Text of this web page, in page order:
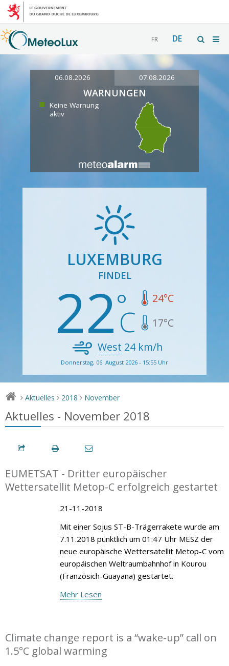
FR DE
06.08.2026 07.08.2026
WARNUNGEN
Keine Warnung
aktiv
LUXEMBURG
FINDEL
22 24°C
17°C
West 24 km/h
Donnerstag, 06. August 2026 - 15:55 Uhr
> Aktuelles > 2018 > November
Aktuelles - November 2018
EUMETSAT - Dritter europäischer
Wettersatellit Metop-C erfolgreich gestartet
21-11-2018
Mit einer Sojus ST-B-Trägerrakete wurde am
7.11.2018 pünktlich um 01:47 Uhr MESZ der
neue europäische Wettersatellit Metop-C vom
europäischen Weltraumbahnhof in Kourou
(Französich-Guayana) gestartet.
Mehr Lesen
Climate change report is a “wake-up” call on
1.5°C global warming